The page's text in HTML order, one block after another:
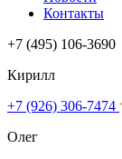
Контакты
+7 (495) 106-3690
Кирилл
+7 (926) 306-7474
Олег